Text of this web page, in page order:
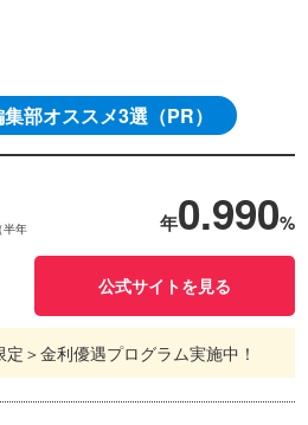
部オススメ3選（PR）
半年
年0.990%
公式サイトを見る
＞金利優遇プログラム実施中！